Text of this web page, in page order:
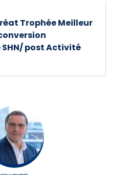
Trophée Meilleur
post Activité